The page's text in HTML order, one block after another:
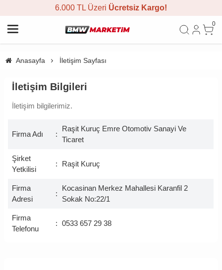
6.000 TL Üzeri Ücretsiz Kargo!
0
Anasayfa İletişim Sayfası
İletişim Bilgileri
İletişim bilgilerimiz.
Firma Adı :
Raşit Kuruç Emre Otomotiv Sanayi Ve
Ticaret
Şirket
Yetkilisi
: Raşit Kuruç
Firma
Adresi
:
Kocasinan Merkez Mahallesi Karanfil 2
Sokak No:22/1
Firma
Telefonu
: 0533 657 29 38